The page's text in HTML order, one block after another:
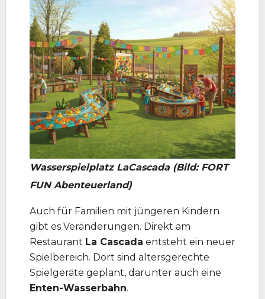
Wasserspielplatz LaCascada (Bild: FORT
FUN Abenteuerland)
Auch für Familien mit jüngeren Kindern
gibt es Veränderungen. Direkt am
Restaurant La Cascada entsteht ein neuer
Spielbereich. Dort sind altersgerechte
Spielgeräte geplant, darunter auch eine
Enten-Wasserbahn.